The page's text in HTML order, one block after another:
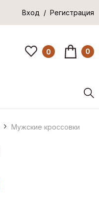
Вход / Регистрация
0 0
Мужские кроссовки